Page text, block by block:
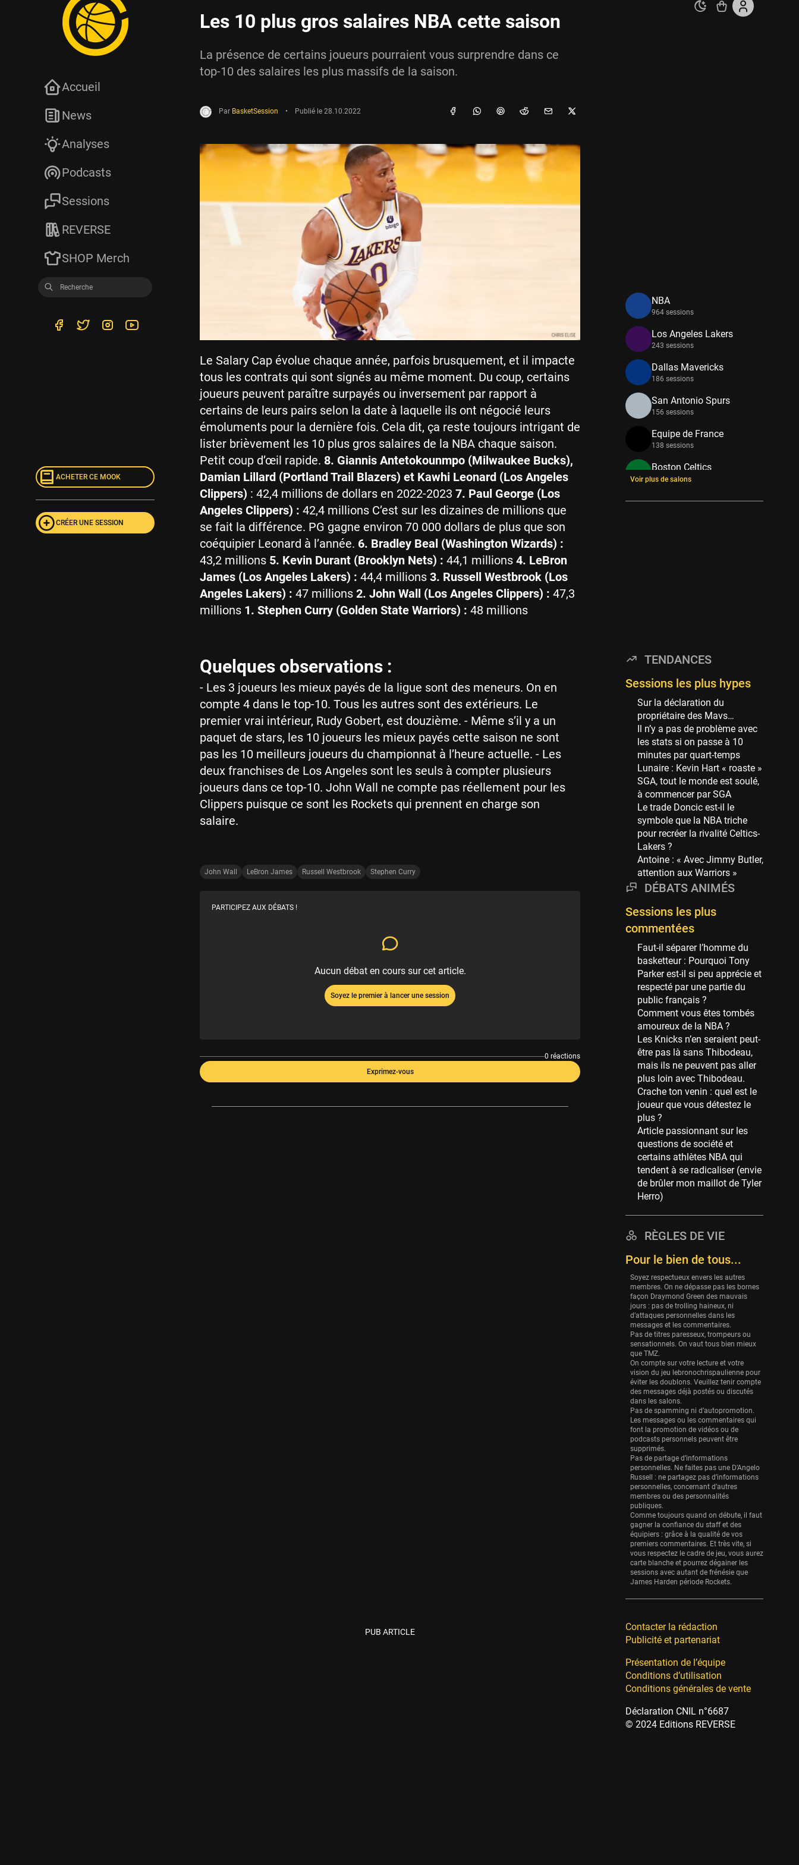
Les 10 plus gros salaires NBA cette saison
La présence de certains joueurs pourraient vous surprendre dans ce
top-10 des salaires les plus massifs de la saison.
Par BasketSession • Publié le 28.10.2022
Le Salary Cap évolue chaque année, parfois brusquement, et il impacte
tous les contrats qui sont signés au même moment. Du coup, certains
joueurs peuvent paraître surpayés ou inversement par rapport à
certains de leurs pairs selon la date à laquelle ils ont négocié leurs
émoluments pour la dernière fois. Cela dit, ça reste toujours intrigant de
lister brièvement les 10 plus gros salaires de la NBA chaque saison.
Petit coup d’œil rapide. 8. Giannis Antetokounmpo (Milwaukee Bucks),
Damian Lillard (Portland Trail Blazers) et Kawhi Leonard (Los Angeles
Clippers) : 42,4 millions de dollars en 2022-2023 7. Paul George (Los
Angeles Clippers) : 42,4 millions C’est sur les dizaines de millions que
se fait la différence. PG gagne environ 70 000 dollars de plus que son
coéquipier Leonard à l’année. 6. Bradley Beal (Washington Wizards) :
43,2 millions 5. Kevin Durant (Brooklyn Nets) : 44,1 millions 4. LeBron
James (Los Angeles Lakers) : 44,4 millions 3. Russell Westbrook (Los
Angeles Lakers) : 47 millions 2. John Wall (Los Angeles Clippers) : 47,3
millions 1. Stephen Curry (Golden State Warriors) : 48 millions
Quelques observations :
- Les 3 joueurs les mieux payés de la ligue sont des meneurs. On en
compte 4 dans le top-10. Tous les autres sont des extérieurs. Le
premier vrai intérieur, Rudy Gobert, est douzième. - Même s’il y a un
paquet de stars, les 10 joueurs les mieux payés cette saison ne sont
pas les 10 meilleurs joueurs du championnat à l’heure actuelle. - Les
deux franchises de Los Angeles sont les seuls à compter plusieurs
joueurs dans ce top-10. John Wall ne compte pas réellement pour les
Clippers puisque ce sont les Rockets qui prennent en charge son
salaire.
John Wall LeBron James Russell Westbrook Stephen Curry
PARTICIPEZ AUX DÉBATS !
Aucun débat en cours sur cet article.
Soyez le premier à lancer une session
0 réactions
Exprimez-vous
PUB ARTICLE
Accueil
News
Analyses
Podcasts
Sessions
REVERSE
SHOP Merch
ACHETER CE MOOK
CRÉER UNE SESSION
NBA
964 sessions
Los Angeles Lakers
243 sessions
Dallas Mavericks
186 sessions
San Antonio Spurs
156 sessions
Equipe de France
138 sessions
Boston Celtics
133 sessions
New York Knicks
Philadelphia Sixers
89 sessions
Milwaukee Bucks
82 sessions
Hoop Culture
73 sessions
Oklahoma City Thunder
69 sessions
Phoenix Suns
69 sessions
Miami Heat
63 sessions
Los Angeles Clippers
61 sessions
53 sessions
New Orleans Pelicans
53 sessions
Jeux Olympiques
52 sessions
Atlanta Hawks
45 sessions
Chicago Bulls
41 sessions
Memphis Grizzlies
39 sessions
Cleveland Cavaliers
38 sessions
Orlando Magic
36 sessions
Euroleague
34 sessions
Charlotte Hornets
Houston Rockets
Washington Wizards
29 sessions
Portland Trail Blazers
27 sessions
Eurobasket
25 sessions
Detroit Pistons
25 sessions
Brooklyn Nets
24 sessions
Sacramento Kings
24 sessions
Utah Jazz
22 sessions
Toronto Raptors
18 sessions
REVERSE
11 sessions
Bleues
0 sessions
Voir plus de salons
TENDANCES
Sessions les plus hypes
Sur la déclaration du
propriétaire des Mavs…
Il n’y a pas de problème avec
les stats si on passe à 10
minutes par quart-temps
Lunaire : Kevin Hart « roaste »
SGA, tout le monde est soulé,
à commencer par SGA
Le trade Doncic est-il le
symbole que la NBA triche
pour recréer la rivalité Celtics-
Lakers ?
Antoine : « Avec Jimmy Butler,
attention aux Warriors »
DÉBATS ANIMÉS
Sessions les plus
commentées
Faut-il séparer l’homme du
basketteur : Pourquoi Tony
Parker est-il si peu apprécie et
respecté par une partie du
public français ?
Comment vous êtes tombés
amoureux de la NBA ?
Les Knicks n’en seraient peut-
être pas là sans Thibodeau,
mais ils ne peuvent pas aller
plus loin avec Thibodeau.
Crache ton venin : quel est le
joueur que vous détestez le
plus ?
Article passionnant sur les
questions de société et
certains athlètes NBA qui
tendent à se radicaliser (envie
de brûler mon maillot de Tyler
Herro)
RÈGLES DE VIE
Pour le bien de tous...
Soyez respectueux envers les autres
membres. On ne dépasse pas les bornes
façon Draymond Green des mauvais
jours : pas de trolling haineux, ni
d’attaques personnelles dans les
messages et les commentaires.
Pas de titres paresseux, trompeurs ou
sensationnels. On vaut tous bien mieux
que TMZ.
On compte sur votre lecture et votre
vision du jeu lebronochrispaulienne pour
éviter les doublons. Veuillez tenir compte
des messages déjà postés ou discutés
dans les salons.
Pas de spamming ni d’autopromotion.
Les messages ou les commentaires qui
font la promotion de vidéos ou de
podcasts personnels peuvent être
supprimés.
Pas de partage d’informations
personnelles. Ne faites pas une D’Angelo
Russell : ne partagez pas d’informations
personnelles, concernant d’autres
membres ou des personnalités
publiques.
Comme toujours quand on débute, il faut
gagner la confiance du staff et des
équipiers : grâce à la qualité de vos
premiers commentaires. Et très vite, si
vous respectez le cadre de jeu, vous aurez
carte blanche et pourrez dégainer les
sessions avec autant de frénésie que
James Harden période Rockets.
Contacter la rédaction
Publicité et partenariat
Présentation de l’équipe
Conditions d’utilisation
Conditions générales de vente
Déclaration CNIL n°6687
© 2024 Editions REVERSE